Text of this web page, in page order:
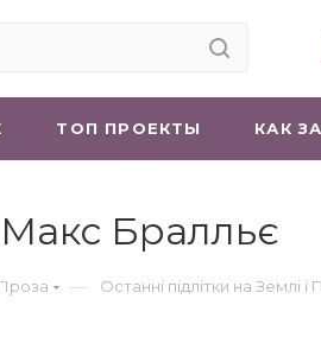
ТОП ПРОЕКТЫ КАК
Макс Бралльє
— Останні підлітки на Землі